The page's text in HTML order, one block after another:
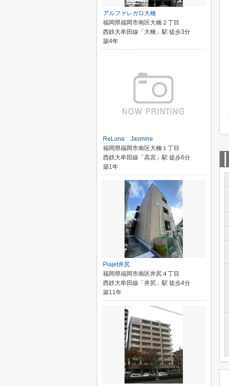
アルファレガロ大橋
福岡県福岡市南区大橋２丁目
西鉄大牟田線「大橋」駅 徒歩3分
築4年
ReLuna Jasmine
福岡県福岡市南区大楠１丁目
西鉄大牟田線「高宮」駅 徒歩6分
築1年
Piajet井尻
福岡県福岡市南区井尻４丁目
西鉄大牟田線「井尻」駅 徒歩4分
築11年